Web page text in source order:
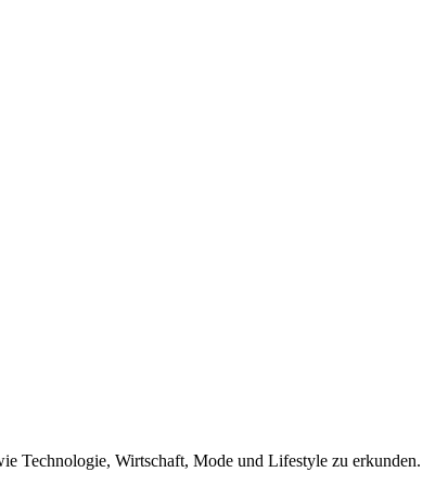
Technologie, Wirtschaft, Mode und Lifestyle zu erkunden.